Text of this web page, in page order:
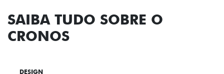
SAIBA TUDO SOBRE O
CRONOS
DESIGN